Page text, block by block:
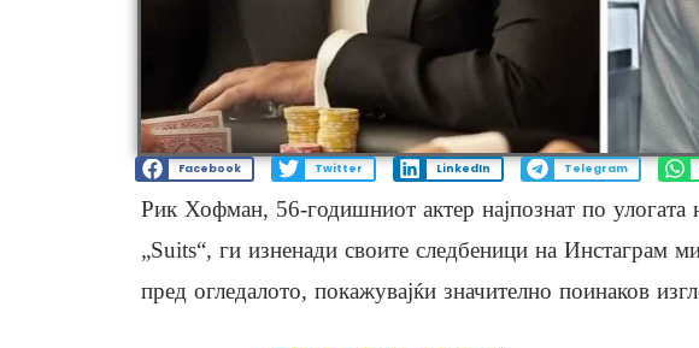
Facebook Twitter LinkedIn Telegram
Рик Хофман, 56-годишниот актер најпознат по улогата
„Suits“, ги изненади своите следбеници на Инстаграм
пред огледалото, покажувајќи значително поинаков